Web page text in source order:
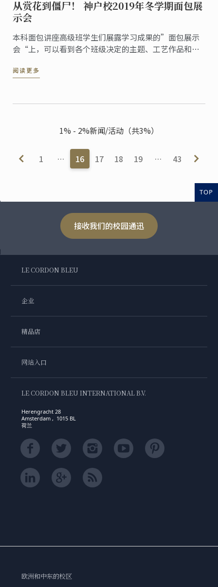
从赏花到僵尸！ 神户校2019年冬学期面包展
示会
本科面包讲座高级班学生们展露学习成果的”面包展示
会“上，可以看到各个班级决定的主题、工艺作品和一
吃。
阅读更多
1% - 2%新闻/活动（共3%）
1 … 16 17 18 19 … 43
TOP
接收我们的校园通迅
LE CORDON BLEU
企业
精品店
网站入口
LE CORDON BLEU INTERNATIONAL B.V.
Herengracht 28
Amsterdam , 1015 BL
荷兰
欧洲和中东的校区